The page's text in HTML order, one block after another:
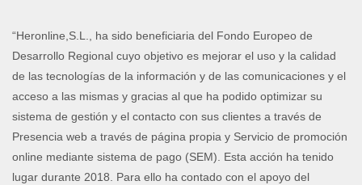
“Heronline,S.L., ha sido beneficiaria del Fondo Europeo de
Desarrollo Regional cuyo objetivo es mejorar el uso y la calidad
de las tecnologías de la información y de las comunicaciones y el
acceso a las mismas y gracias al que ha podido optimizar su
sistema de gestión y el contacto con sus clientes a través de
Presencia web a través de página propia y Servicio de promoción
online mediante sistema de pago (SEM). Esta acción ha tenido
lugar durante 2018. Para ello ha contado con el apoyo del